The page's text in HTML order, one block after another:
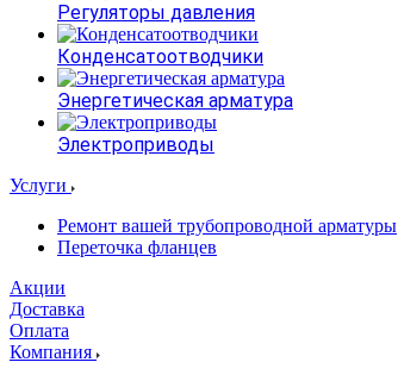
Регуляторы давления
Конденсатоотводчики
Энергетическая арматура
Электроприводы
Услуги
Ремонт вашей трубопроводной арматуры
Переточка фланцев
Акции
Доставка
Оплата
Компания